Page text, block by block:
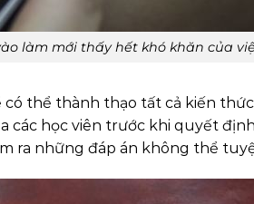
làm mới thấy hết khó khăn của
có thể thành thạo tất cả kiến
các học viên trước khi quyết
ra những đáp án không thể